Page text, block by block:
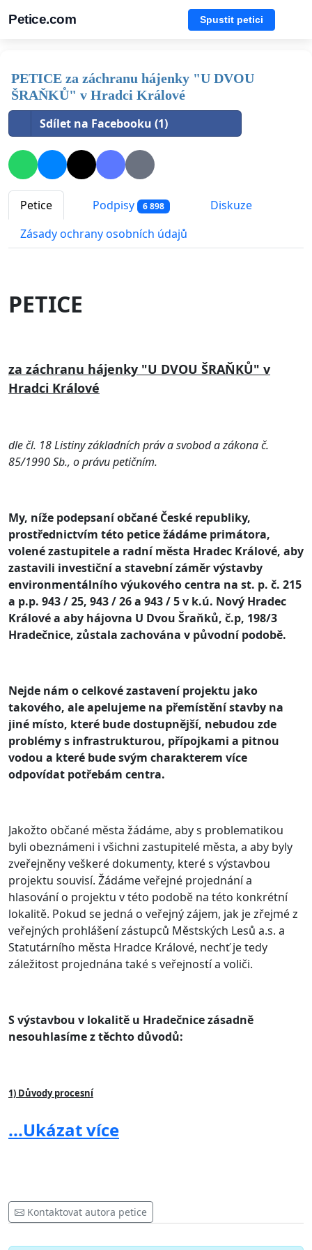
Petice.com Spustit petici
PETICE za záchranu hájenky "U DVOU
ŠRAŇKŮ" v Hradci Králové
Sdílet na Facebooku (1)
Petice Podpisy 6 898
Diskuze
Zásady ochrany osobních údajů
PETICE
za záchranu hájenky "U DVOU ŠRAŇKŮ" v
Hradci Králové
dle čl. 18 Listiny základních práv a svobod a zákona č.
85/1990 Sb., o právu petičním.
My, níže podepsaní občané České republiky,
prostřednictvím této petice žádáme primátora,
volené zastupitele a radní města Hradec Králové, aby
zastavili investiční a stavební záměr výstavby
environmentálního výukového centra na st. p. č. 215
a p.p. 943 / 25, 943 / 26 a 943 / 5 v k.ú. Nový Hradec
Králové a aby hájovna U Dvou Šraňků, č.p, 198/3
Hradečnice, zůstala zachována v původní podobě.
Nejde nám o celkové zastavení projektu jako
takového, ale apelujeme na přemístění stavby na
jiné místo, které bude dostupnější, nebudou zde
problémy s infrastrukturou, přípojkami a pitnou
vodou a které bude svým charakterem více
odpovídat potřebám centra.
Jakožto občané města žádáme, aby s problematikou
byli obeznámeni i všichni zastupitelé města, a aby byly
zveřejněny veškeré dokumenty, které s výstavbou
projektu souvisí. Žádáme veřejné projednání a
hlasování o projektu v této podobě na této konkrétní
lokalitě. Pokud se jedná o veřejný zájem, jak je zřejmé z
veřejných prohlášení zástupců Městských Lesů a.s. a
Statutárního města Hradce Králové, nechť je tedy
záležitost projednána také s veřejností a voliči.
S výstavbou v lokalitě u Hradečnice zásadně
nesouhlasíme z těchto důvodů:
1) Důvody procesní
ze směrnice Zastupitelstva města Hradec Králové a primátora města č.
zveřejněny veškeré dokumenty, které s výstavbou projektu souvisí.
...Ukázat více
Kontaktovat autora petice